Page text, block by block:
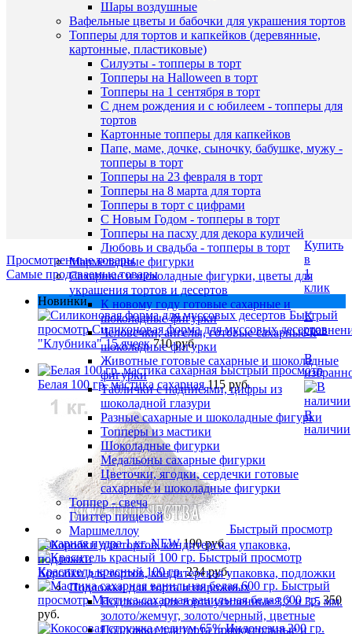
Шары воздушные
Вафельные цветы и бабочки для украшения тортов
Топперы для тортов и капкейков (деревянные,
картонные, пластиковые)
Силуэты - топперы в торт
Топперы на Halloween в торт
Топперы на 1 сентября в торт
С днем рождения и с юбилеем - топперы для
тортов
Картонные топперы для капкейков
Папе, маме, дочке, сыночку, бабушке, мужу -
топперы в торт
Топперы на 23 февраля в торт
Топперы на 8 марта для торта
Топперы в торт с цифрами
С Новым Годом - топперы в торт
Топперы на пасху для декора куличей
Любовь и свадьба - топперы в торт
Мармеладные фигурки
Сахарные и шоколадные фигурки, цветы для
украшения тортов и десертов
К новому году готовые сахарные и
шоколадные фигурки
Человечки, ангелы, готовые сахарные и
шоколадные фигурки
Животные готовые сахарные и шоколадные
фигурки
Таблички с надписями, цифры из
шоколадной глазури
Разные сахарные и шоколадные фигурки
Топперы из мастики
Шоколадные фигурки
Медальоны сахарные фигурки
Цветочки, ягодки, сердечки готовые
сахарные и шоколадные фигурки
Топпер - свеча
Глиттер пищевой
Маршмеллоу
Коробки для тортов, кондитерская упаковка, подложки
Подложки для торта и пирожных
Подложки для торта усиленные 3,2 и 3,5 мм.
золото/жемчуг, золото/черный, цветные
Подложки для торта прямоугольные и
эскимо
(6,3х9,6
см.)
руб.
/
Купить
в
1
клик
К
В
В
наличии
в
Просмотренные товары
Самые продаваемые товары
Новинки
Быстрый
просмотр Силиконовая форма для муссовых десертов
"Клубника" 15 ячеек 710 руб.
Быстрый просмотр
Белая 100 гр. мастика сахарная 115 руб.
Быстрый просмотр
Сахарная пудра 1 кг. NEW 190 руб.
Быстрый просмотр
Краситель красный 100 гр. 234 руб.
Быстрый
просмотр Мастика сахарная ванильная белая 600 гр. 350
руб.